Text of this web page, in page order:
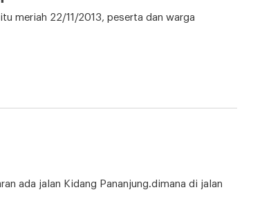
meriah 22/11/2013, peserta dan warga
ada jalan Kidang Pananjung.dimana di jalan